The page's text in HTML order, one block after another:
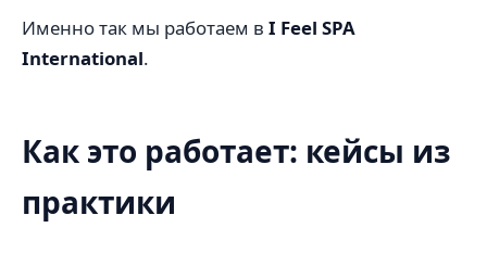
Именно так мы работаем в I Feel SPA
International.
Как это работает: кейсы из
практики